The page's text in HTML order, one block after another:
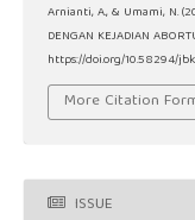
Arnianti, A., & Umami, N.
DENGAN KEJADIAN
https://doi.org/10.58294/
More Citation
ISSUE